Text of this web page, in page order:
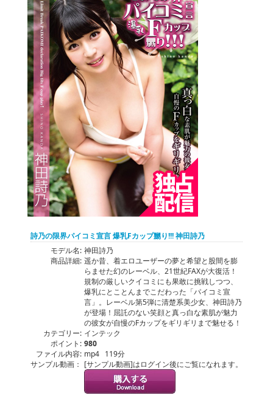
詩乃の限界パイコミ宣言 爆乳Fカップ嬲り!!! 神田詩乃
モデル名: 神田詩乃
商品詳細: 遥か昔、着エロユーザーの夢と希望と股間を膨
らませた幻のレーベル、21世紀FAXが大復活！
規制の厳しいクイコミにも果敢に挑戦しつつ、
爆乳にとことんまでこだわった「パイコミ宣
言」。レーベル第5弾に清楚系美少女、神田詩乃
が登場！屈託のない笑顔と真っ白な素肌が魅力
の彼女が自慢のFカップをギリギリまで魅せる！
カテゴリー: インテック
ポイント: 980
ファイル内容: mp4 119分
サンプル動画： [サンプル動画]はログイン後にご覧になれます。